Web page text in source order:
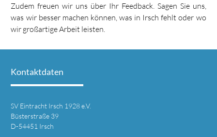
Zudem freuen wir uns über Ihr Feedback. Sagen Sie uns,
was wir besser machen können, was in Irsch fehlt oder wo
wir großartige Arbeit leisten.
Kontaktdaten
SV Eintracht Irsch 1928 e.V.
Büsterstraße 39
D-54451 Irsch